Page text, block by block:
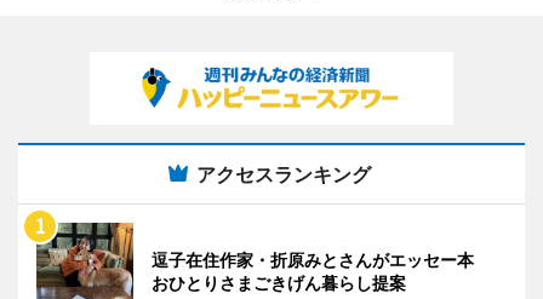
アクセスランキング
逗子在住作家・折原みとさんがエッセー本
おひとりさまごきげん暮らし提案